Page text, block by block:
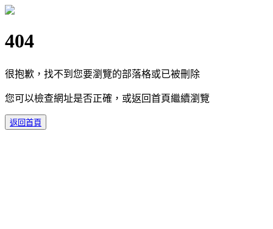
404
很抱歉，找不到您要瀏覽的部落格或已被刪除
您可以檢查網址是否正確，或返回首頁繼續瀏覽
返回首頁